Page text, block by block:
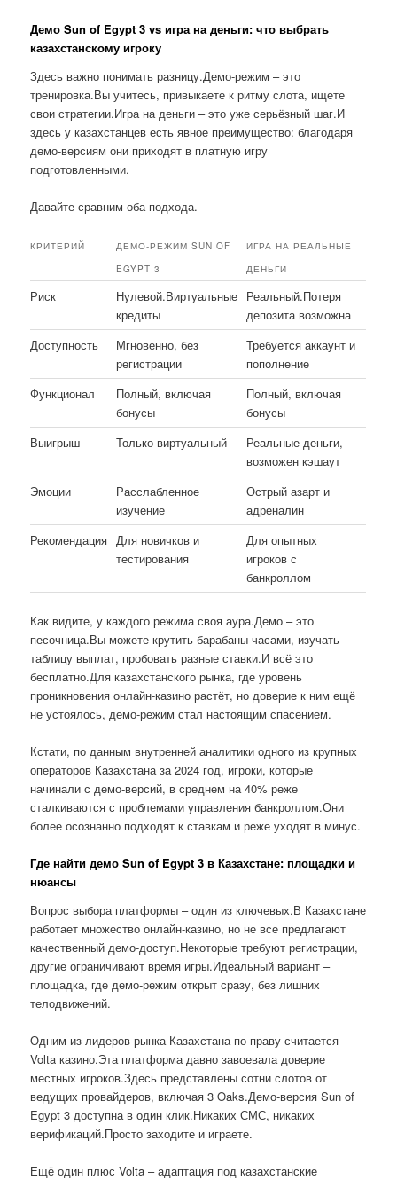
Демо Sun of Egypt 3 vs игра на деньги: что выбрать
казахстанскому игроку
Здесь важно понимать разницу.Демо-режим – это
тренировка.Вы учитесь, привыкаете к ритму слота, ищете
свои стратегии.Игра на деньги – это уже серьёзный шаг.И
здесь у казахстанцев есть явное преимущество: благодаря
демо-версиям они приходят в платную игру
подготовленными.
Давайте сравним оба подхода.
КРИТЕРИЙ
ДЕМО-РЕЖИМ SUN OF
EGYPT 3
ИГРА НА РЕАЛЬНЫЕ
ДЕНЬГИ
Риск
Нулевой.Виртуальные
кредиты
Реальный.Потеря
депозита возможна
Доступность
Мгновенно, без
регистрации
Требуется аккаунт и
пополнение
Функционал
Полный, включая
бонусы
Полный, включая
бонусы
Выигрыш
Только виртуальный
Реальные деньги,
возможен кэшаут
Эмоции
Расслабленное
изучение
Острый азарт и
адреналин
Рекомендация Для новичков и
тестирования
Для опытных
игроков с
банкроллом
Как видите, у каждого режима своя аура.Демо – это
песочница.Вы можете крутить барабаны часами, изучать
таблицу выплат, пробовать разные ставки.И всё это
бесплатно.Для казахстанского рынка, где уровень
проникновения онлайн-казино растёт, но доверие к ним ещё
не устоялось, демо-режим стал настоящим спасением.
Кстати, по данным внутренней аналитики одного из крупных
операторов Казахстана за 2024 год, игроки, которые
начинали с демо-версий, в среднем на 40% реже
сталкиваются с проблемами управления банкроллом.Они
более осознанно подходят к ставкам и реже уходят в минус.
Где найти демо Sun of Egypt 3 в Казахстане: площадки и
нюансы
Вопрос выбора платформы – один из ключевых.В Казахстане
работает множество онлайн-казино, но не все предлагают
качественный демо-доступ.Некоторые требуют регистрации,
другие ограничивают время игры.Идеальный вариант –
площадка, где демо-режим открыт сразу, без лишних
телодвижений.
Одним из лидеров рынка Казахстана по праву считается
Volta казино.Эта платформа давно завоевала доверие
местных игроков.Здесь представлены сотни слотов от
ведущих провайдеров, включая 3 Oaks.Демо-версия Sun of
Egypt 3 доступна в один клик.Никаких СМС, никаких
верификаций.Просто заходите и играете.
Ещё один плюс Volta – адаптация под казахстанские